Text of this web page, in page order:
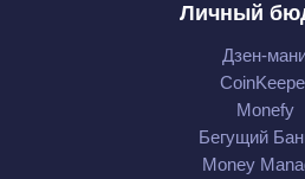
Личный
Дзен-
Monefy
Бегущий
Money